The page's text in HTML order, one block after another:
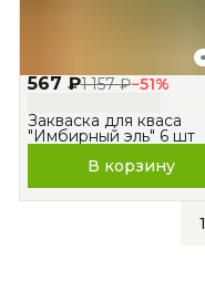
567 ₽1 157 ₽−51%
Закваска для кваса
"Имбирный эль" 6 шт
В корзину
1